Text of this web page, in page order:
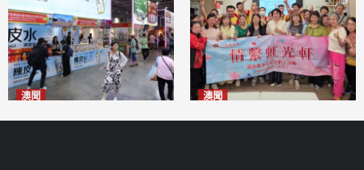
澳聞 澳聞